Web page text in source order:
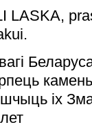
LASKA,
іх